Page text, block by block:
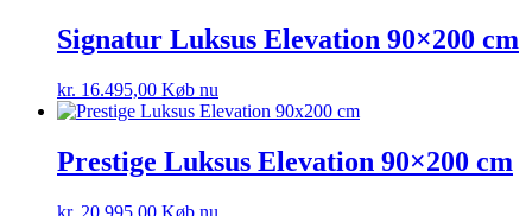
Signatur Luksus Elevation 90×200 cm
kr. 16.495,00 Køb nu
Prestige Luksus Elevation 90×200 cm
kr. 20.995,00 Køb nu